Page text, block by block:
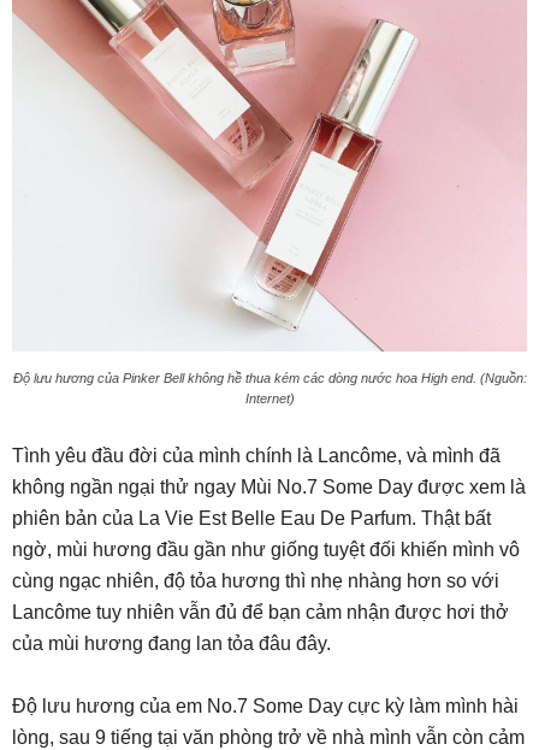
Độ lưu hương của Pinker Bell không hề thua kém các dòng nước hoa High end. (Nguồn:
Internet)
Tình yêu đầu đời của mình chính là Lancôme, và mình đã
không ngần ngại thử ngay Mùi No.7 Some Day được xem là
phiên bản của La Vie Est Belle Eau De Parfum. Thật bất
ngờ, mùi hương đầu gần như giống tuyệt đối khiến mình vô
cùng ngạc nhiên, độ tỏa hương thì nhẹ nhàng hơn so với
Lancôme tuy nhiên vẫn đủ để bạn cảm nhận được hơi thở
của mùi hương đang lan tỏa đâu đây.
Độ lưu hương của em No.7 Some Day cực kỳ làm mình hài
lòng, sau 9 tiếng tại văn phòng trở về nhà mình vẫn còn cảm